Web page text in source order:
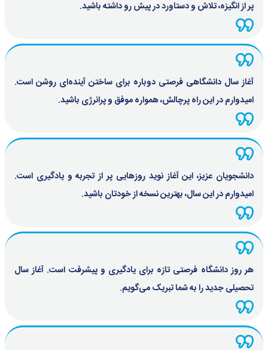
پر از انگیزه، تلاش و دستاورد در پیش رو داشته باشید.
آغاز سال دانشگاهی فرصتی دوباره برای ساختن آینده‌ای روشن است.
امیدوارم در این راه پرچالش، همواره موفق و پرانرژی باشید.
دانشجویان عزیز، این آغاز نوید روزهایی پر از تجربه و یادگیری است.
امیدوارم در این سال، بهترین نسخه از خودتان باشید.
هر روز دانشگاه فرصتی تازه برای یادگیری و پیشرفت است. آغاز سال
تحصیلی جدید را به شما تبریک می‌گویم.